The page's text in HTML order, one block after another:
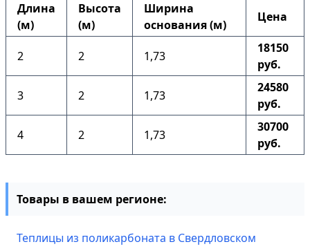
Длина
(м)
Высота
(м)
Ширина
основания (м)
Цена
2 2 1,73
18150
руб.
3 2 1,73
24580
руб.
4 2 1,73
30700
руб.
Товары в вашем регионе:
Теплицы из поликарбоната в Свердловском